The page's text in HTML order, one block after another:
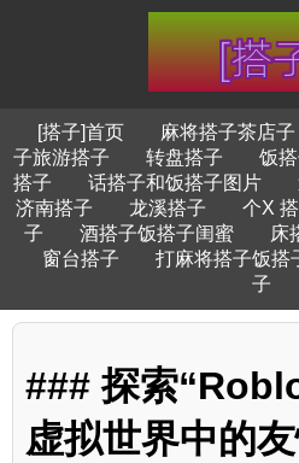
[搭子]首页 麻将搭子茶店子
子旅游搭子
转盘搭子 饭
搭子
话搭子和饭搭子图片
济南搭子
龙溪搭子 个X
子
酒搭子饭搭子闺蜜 床
窗台搭子
打麻将搭子饭搭
子
### 探索
虚拟世界中的